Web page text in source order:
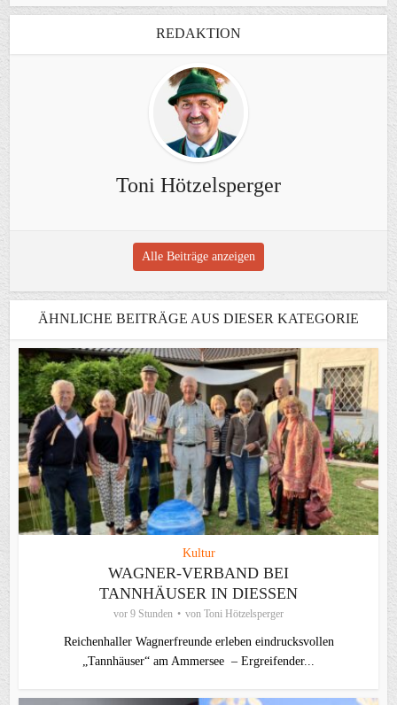
REDAKTION
Toni Hötzelsperger
Alle Beiträge anzeigen
ÄHNLICHE BEITRÄGE AUS DIESER KATEGORIE
Kultur
WAGNER-VERBAND BEI
TANNHÄUSER IN DIESSEN
vor 9 Stunden von Toni Hötzelsperger
Reichenhaller Wagnerfreunde erleben eindrucksvollen
„Tannhäuser“ am Ammersee – Ergreifender...